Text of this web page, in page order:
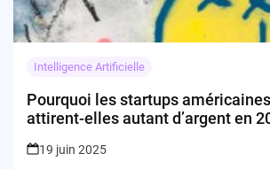
Intelligence Artificielle
Pourquoi les startups américaines
attirent-elles autant d’argent en
19 juin 2025